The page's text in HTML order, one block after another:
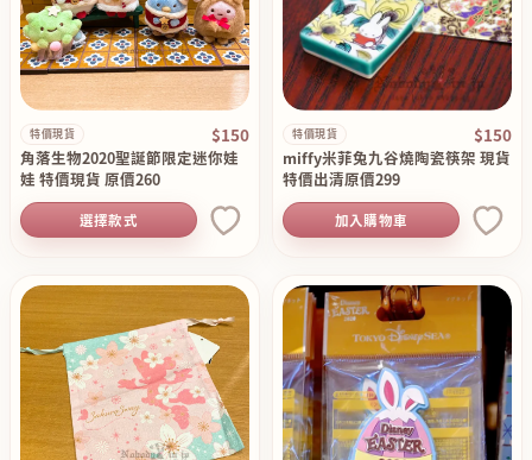
特價現貨 $150
角落生物2020聖誕節限定迷你娃
娃 特價現貨 原價260
選擇款式
特價現貨 $150
miffy米菲兔九谷燒陶瓷筷架 現貨
特價出清原價299
加入購物車